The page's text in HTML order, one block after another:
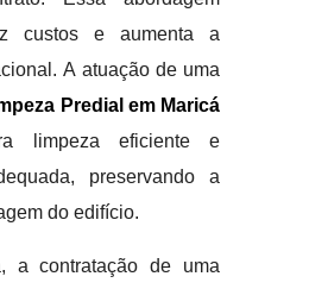
custos e aumenta a
A atuação de uma
Predial em Maricá
limpeza eficiente e
preservando a
do edifício.
a contratação de uma